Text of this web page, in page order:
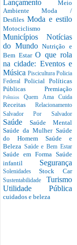
Lançamento Meio
AmbienteModa /
Desfiles Moda e estilo
Motociclismo
Municípios Notícias
do MundoNutrição e
Bem EstarO que rola
na cidade: Eventos e
Música Piscicultura Policia
Federal Policial Políticas
Públicas Premiação
PrêmiosQuem Ama Cuida
Receitas Relacionamento
Salvador Por Salvador
Saúde Saúde Mental
Saúde da Mulher Saúde
do Homem Saúde e
Beleza Saúde e Bem Estar
Saúde em Forma Saúde
infantil Segurança
SolenidadesStock Car
Sustentabilidade Turismo
Utilidade Pública
cuidados e beleza